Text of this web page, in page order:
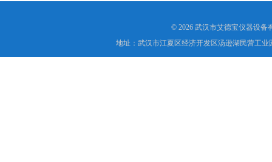
© 2026 武汉市艾德宝仪器设备
地址：武汉市江夏区经济开发区汤逊湖民营工业